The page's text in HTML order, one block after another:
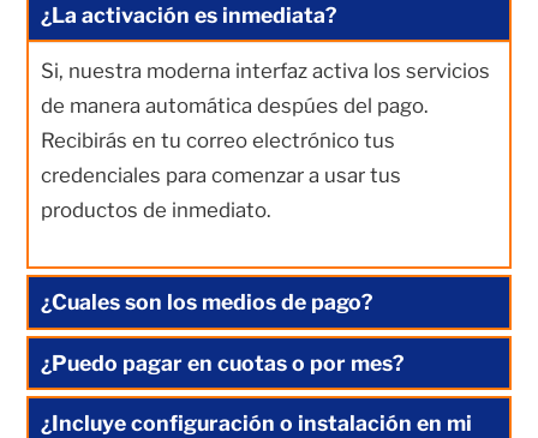
¿La activación es inmediata?
Si, nuestra moderna interfaz activa los servicios
de manera automática despúes del pago.
Recibirás en tu correo electrónico tus
credenciales para comenzar a usar tus
productos de inmediato.
¿Cuales son los medios de pago?
¿Puedo pagar en cuotas o por mes?
¿Incluye configuración o instalación en mi